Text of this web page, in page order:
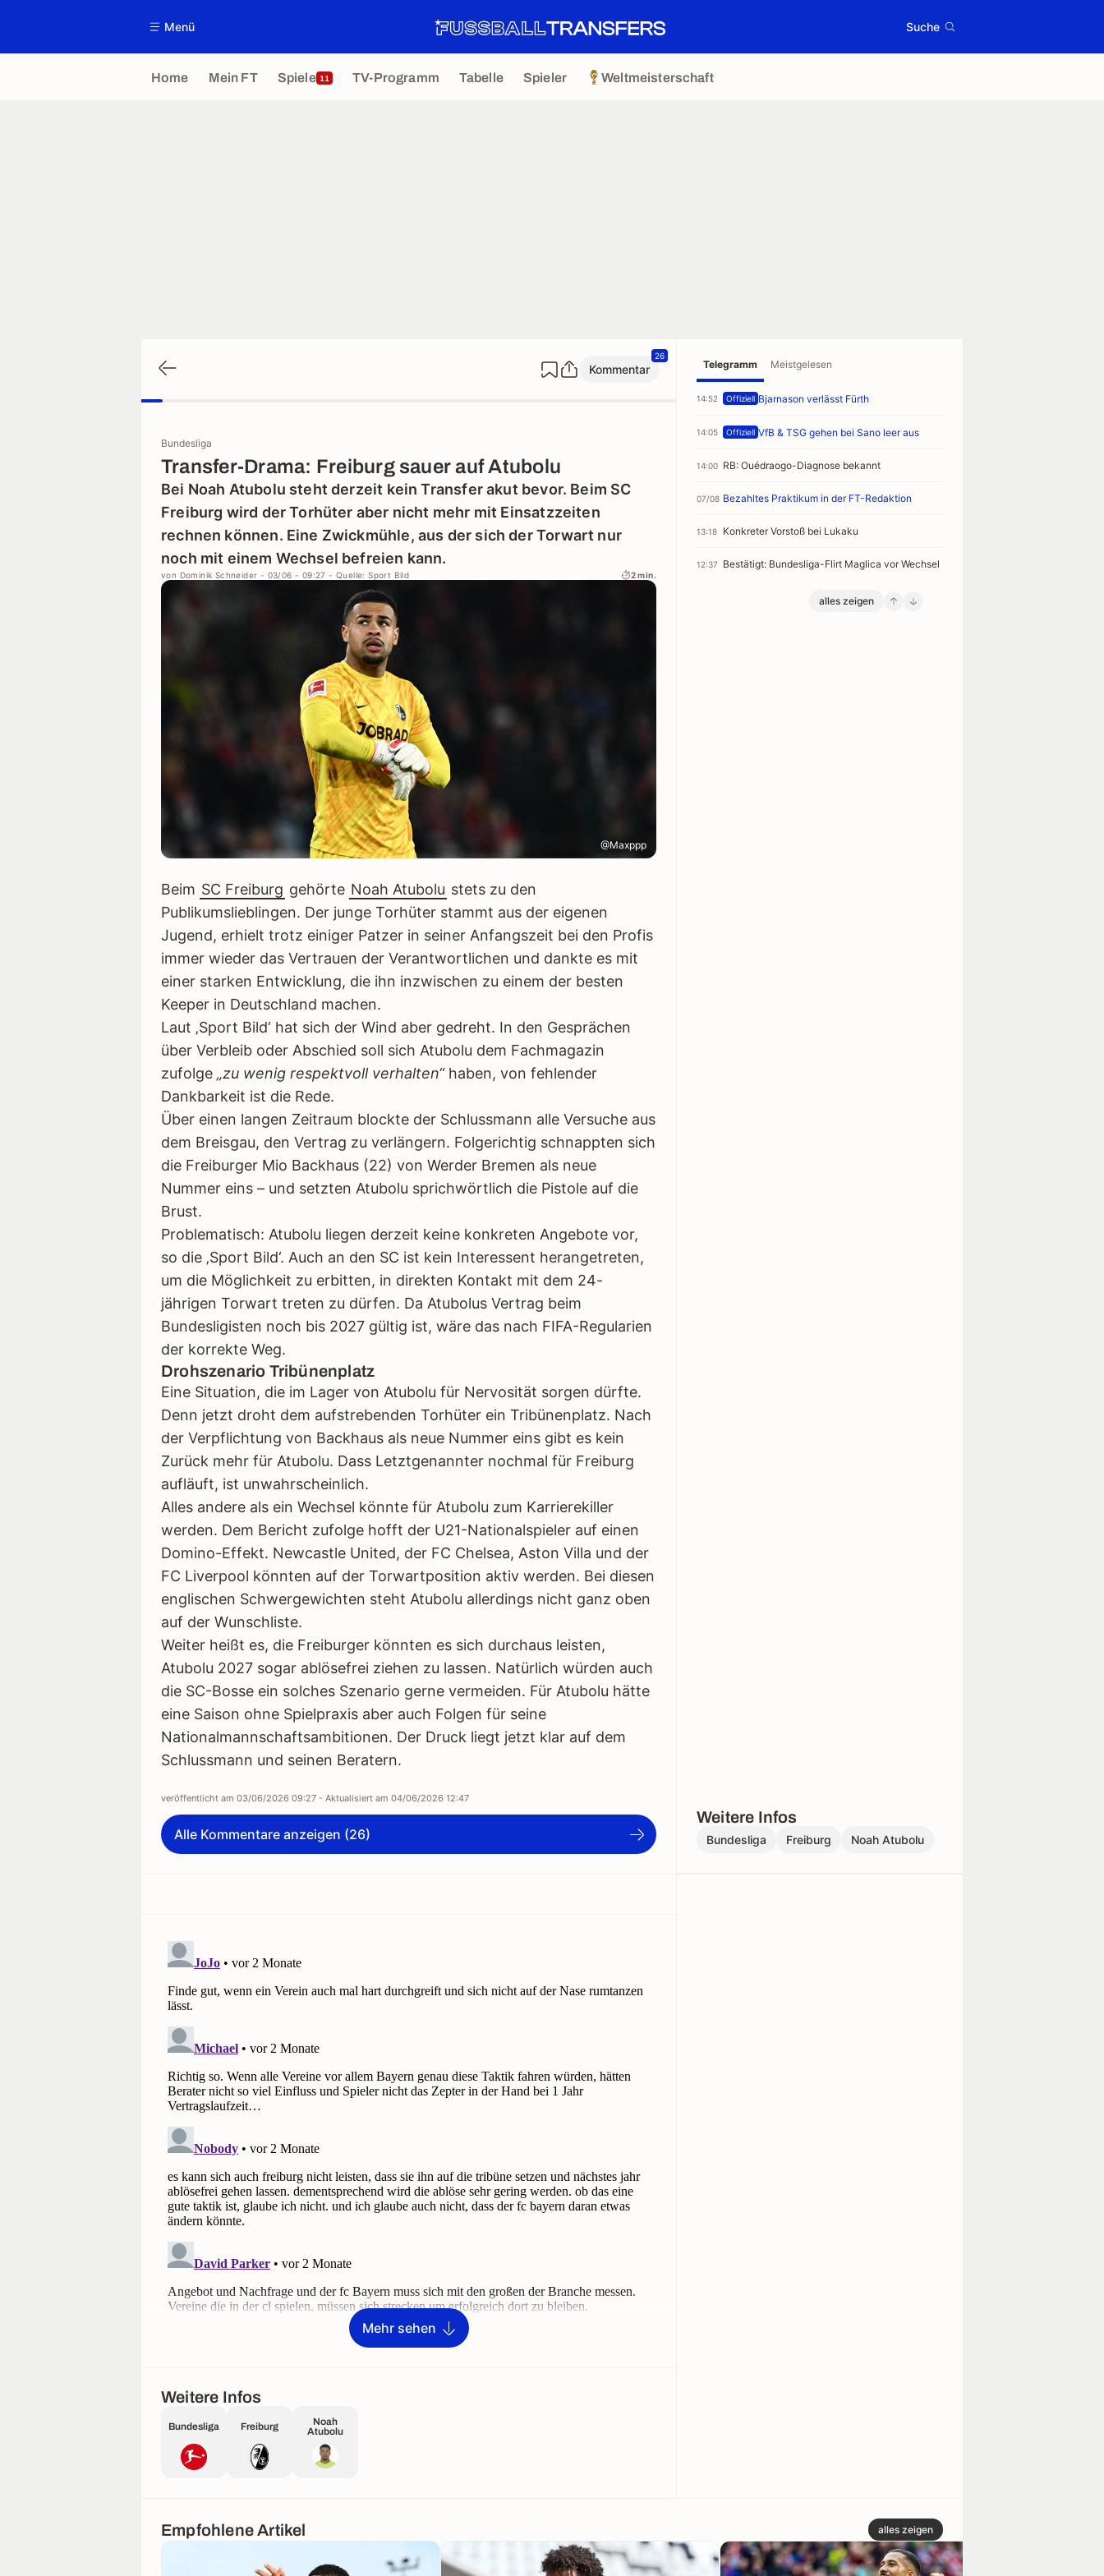
Menü Suche
Home Mein FT Spiele 11 TV-Programm Tabelle Spieler Weltmeisterschaft
Kommentar
26
Bundesliga
Transfer-Drama: Freiburg sauer auf Atubolu
Bei Noah Atubolu steht derzeit kein Transfer akut bevor. Beim SC
Freiburg wird der Torhüter aber nicht mehr mit Einsatzzeiten
rechnen können. Eine Zwickmühle, aus der sich der Torwart nur
noch mit einem Wechsel befreien kann.
von Dominik Schneider - 03/06 - 09:27 - Quelle: Sport Bild 2 min.
@Maxppp
Beim SC Freiburg gehörte Noah Atubolu stets zu den
Publikumslieblingen. Der junge Torhüter stammt aus der eigenen
Jugend, erhielt trotz einiger Patzer in seiner Anfangszeit bei den Profis
immer wieder das Vertrauen der Verantwortlichen und dankte es mit
einer starken Entwicklung, die ihn inzwischen zu einem der besten
Keeper in Deutschland machen.
Laut ‚Sport Bild‘ hat sich der Wind aber gedreht. In den Gesprächen
über Verbleib oder Abschied soll sich Atubolu dem Fachmagazin
zufolge „zu wenig respektvoll verhalten“haben, von fehlender
Dankbarkeit ist die Rede.
Über einen langen Zeitraum blockte der Schlussmann alle Versuche aus
dem Breisgau, den Vertrag zu verlängern. Folgerichtig schnappten sich
die Freiburger Mio Backhaus (22) von Werder Bremen als neue
Nummer eins – und setzten Atubolu sprichwörtlich die Pistole auf die
Brust.
Problematisch: Atubolu liegen derzeit keine konkreten Angebote vor,
so die ‚Sport Bild‘. Auch an den SC ist kein Interessent herangetreten,
um die Möglichkeit zu erbitten, in direkten Kontakt mit dem 24-
jährigen Torwart treten zu dürfen. Da Atubolus Vertrag beim
Bundesligisten noch bis 2027 gültig ist, wäre das nach FIFA-Regularien
der korrekte Weg.
Drohszenario Tribünenplatz
Eine Situation, die im Lager von Atubolu für Nervosität sorgen dürfte.
Denn jetzt droht dem aufstrebenden Torhüter ein Tribünenplatz. Nach
der Verpflichtung von Backhaus als neue Nummer eins gibt es kein
Zurück mehr für Atubolu. Dass Letztgenannter nochmal für Freiburg
aufläuft, ist unwahrscheinlich.
Alles andere als ein Wechsel könnte für Atubolu zum Karrierekiller
werden. Dem Bericht zufolge hofft der U21-Nationalspieler auf einen
Domino-Effekt. Newcastle United, der FC Chelsea, Aston Villa und der
FC Liverpool könnten auf der Torwartposition aktiv werden. Bei diesen
englischen Schwergewichten steht Atubolu allerdings nicht ganz oben
auf der Wunschliste.
Weiter heißt es, die Freiburger könnten es sich durchaus leisten,
Atubolu 2027 sogar ablösefrei ziehen zu lassen. Natürlich würden auch
die SC-Bosse ein solches Szenario gerne vermeiden. Für Atubolu hätte
eine Saison ohne Spielpraxis aber auch Folgen für seine
Nationalmannschaftsambitionen. Der Druck liegt jetzt klar auf dem
Schlussmann und seinen Beratern.
veröffentlicht am 03/06/2026 09:27 - Aktualisiert am 04/06/2026 12:47
Alle Kommentare anzeigen (26)
Telegramm Meistgelesen
14:52 Offiziell Bjarnason verlässt Fürth
14:05 Offiziell VfB & TSG gehen bei Sano leer aus
14:00 RB: Ouédraogo-Diagnose bekannt
07/08 Bezahltes Praktikum in der FT-Redaktion
13:18 Konkreter Vorstoß bei Lukaku
12:37 Bestätigt: Bundesliga-Flirt Maglica vor Wechsel
alles zeigen
Weitere Infos
Bundesliga Freiburg Noah Atubolu
Mehr sehen
Weitere Infos
Bundesliga Freiburg
Noah
Atubolu
Empfohlene Artikel alles zeigen